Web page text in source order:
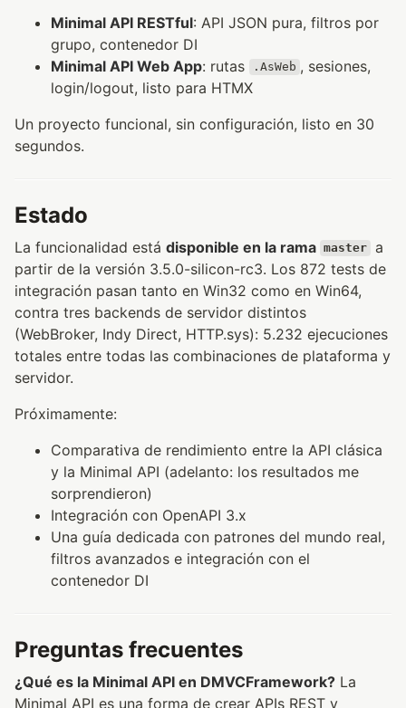
Minimal API RESTful: API JSON pura, filtros por
grupo, contenedor DI
Minimal API Web App: rutas .AsWeb , sesiones,
login/logout, listo para HTMX
Un proyecto funcional, sin configuración, listo en 30
segundos.
Estado
La funcionalidad está disponible en la rama master
a
partir de la versión 3.5.0-silicon-rc3. Los 872 tests de
integración pasan tanto en Win32 como en Win64,
contra tres backends de servidor distintos
(WebBroker, Indy Direct, HTTP.sys): 5.232 ejecuciones
totales entre todas las combinaciones de plataforma y
servidor.
Próximamente:
Comparativa de rendimiento entre la API clásica
y la Minimal API (adelanto: los resultados me
sorprendieron)
Integración con OpenAPI 3.x
Una guía dedicada con patrones del mundo real,
filtros avanzados e integración con el
contenedor DI
Preguntas frecuentes
¿Qué es la Minimal API en DMVCFramework? La
Minimal API es una forma de crear APIs REST y